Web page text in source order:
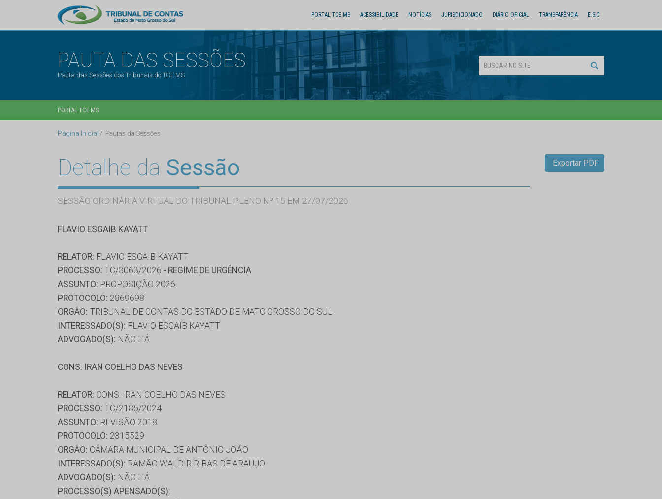
PORTAL TCE MS ACESSIBILIDADE NOTÍCIAS JURISDICIONADO DIÁRIO OFICIAL TRANSPARÊNCIA E-SIC
PAUTA DAS SESSÕES
Pauta das Sessões dos Tribunais do TCE MS
PORTAL TCE MS
Página Inicial Pautas da Sessões
Detalhe da Sessão
SESSÃO ORDINÁRIA VIRTUAL DO TRIBUNAL PLENO Nº 15 EM 27/07/2026
Exportar PDF
FLAVIO ESGAIB KAYATT
RELATOR: FLAVIO ESGAIB KAYATT
PROCESSO: TC/3063/2026 - REGIME DE URGÊNCIA
ASSUNTO: PROPOSIÇÃO 2026
PROTOCOLO: 2869698
ORGÃO: TRIBUNAL DE CONTAS DO ESTADO DE MATO GROSSO DO SUL
INTERESSADO(S): FLAVIO ESGAIB KAYATT
ADVOGADO(S): NÃO HÁ
CONS. IRAN COELHO DAS NEVES
RELATOR: CONS. IRAN COELHO DAS NEVES
PROCESSO: TC/2185/2024
ASSUNTO: REVISÃO 2018
PROTOCOLO: 2315529
ORGÃO: CÂMARA MUNICIPAL DE ANTÔNIO JOÃO
INTERESSADO(S): RAMÃO WALDIR RIBAS DE ARAUJO
ADVOGADO(S): NÃO HÁ
PROCESSO(S) APENSADO(S):